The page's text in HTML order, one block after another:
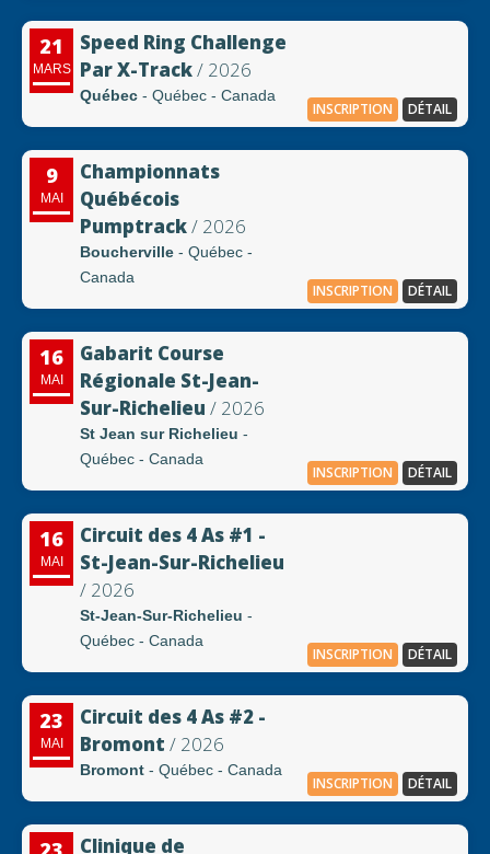
21
MARS
Speed Ring Challenge
Par X-Track/ 2026
Québec - Québec - Canada
INSCRIPTION DÉTAIL
9
MAI
Championnats
Québécois
Pumptrack/ 2026
Boucherville - Québec -
Canada
INSCRIPTION DÉTAIL
16
MAI
Gabarit Course
Régionale St-Jean-
Sur-Richelieu / 2026
St Jean sur Richelieu -
Québec - Canada
INSCRIPTION DÉTAIL
16
MAI
Circuit des 4 As #1 -
St-Jean-Sur-Richelieu
/ 2026
St-Jean-Sur-Richelieu -
Québec - Canada
INSCRIPTION DÉTAIL
23
MAI
Circuit des 4 As #2 -
Bromont / 2026
Bromont - Québec - Canada
INSCRIPTION DÉTAIL
Clinique de